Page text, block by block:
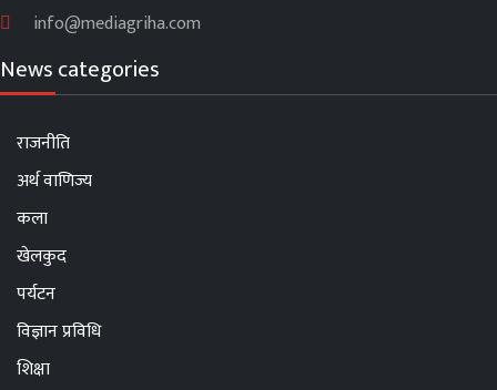
info@mediagriha.com
News categories
राजनीति
अर्थ वाणिज्य
कला
खेलकुद
पर्यटन
विज्ञान प्रविधि
शिक्षा